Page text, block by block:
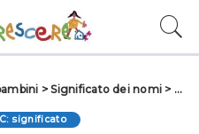
>Significato dei nomi >
significato